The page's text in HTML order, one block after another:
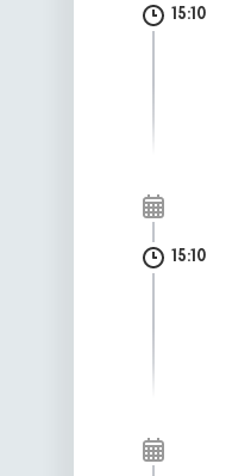
15:10
15:10